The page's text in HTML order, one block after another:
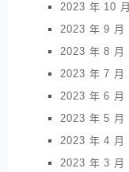
2023 年 10 月
2023 年 9 月
2023 年 8 月
2023 年 7 月
2023 年 6 月
2023 年 5 月
2023 年 4 月
2023 年 3 月